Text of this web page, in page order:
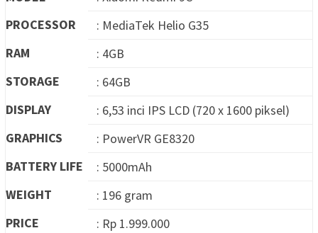
PROCESSOR
: MediaTek Helio G35
RAM
: 4GB
STORAGE
: 64GB
DISPLAY
: 6,53 inci IPS LCD (720 x 1600 piksel)
GRAPHICS
: PowerVR GE8320
BATTERY LIFE
: 5000mAh
WEIGHT
: 196 gram
PRICE
: Rp 1.999.000